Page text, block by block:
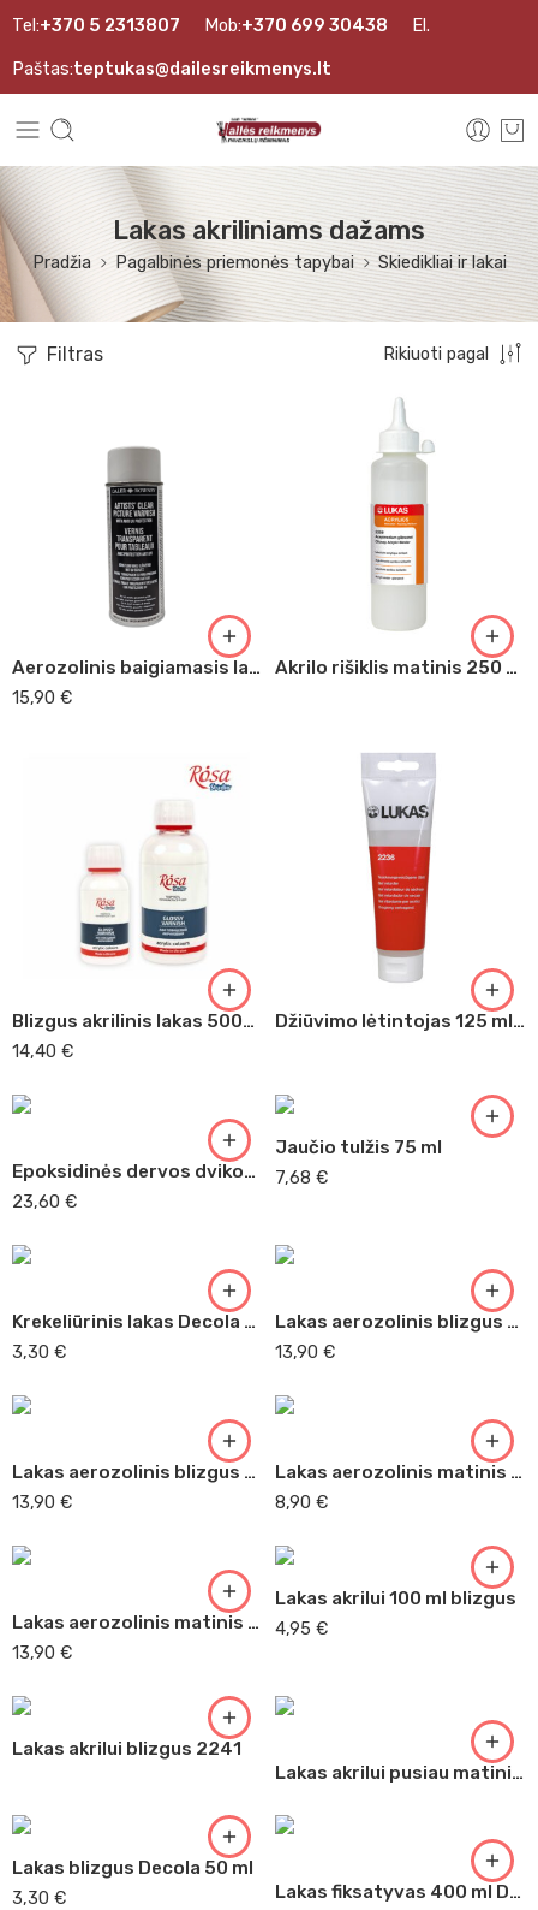
Tel:+370 5 2313807 Mob:+370 699 30438 El.
Paštas:teptukas@dailesreikmenys.lt
Lakas akriliniams dažams
Pradžia Pagalbinės priemonės tapybai Skiedikliai ir lakai
Filtras Rikiuoti pagal
Aerozolinis baigiamasis lakas
15,90 €
Akrilo rišiklis matinis 250 ml ( 2259 )
Blizgus akrilinis lakas 500ml Rosa Studio
14,40 €
Džiūvimo lėtintojas 125 ml ( 2236 )
Epoksidinės dervos dvikomponentis lakas
23,60 €
Jaučio tulžis 75 ml
7,68 €
Krekeliūrinis lakas Decola 50 ml
3,30 €
Lakas aerozolinis blizgus 400 ml Daler Rowney
13,90 €
Lakas aerozolinis blizgus 400ml Lukas (2321 )
13,90 €
Lakas aerozolinis matinis 400 ml Ghianti
8,90 €
Lakas aerozolinis matinis 400 ml Lukas ( 2322 )
13,90 €
Lakas akrilui 100 ml blizgus
4,95 €
Lakas akrilui blizgus 2241
Lakas akrilui pusiau matinis 2240
Lakas blizgus Decola 50 ml
3,30 €
Lakas fiksatyvas 400 ml Daler Rowney 400 ml